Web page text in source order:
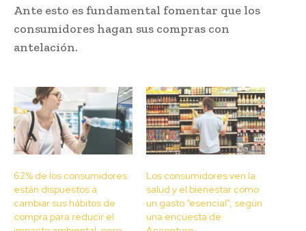
Ante esto es fundamental fomentar que los
consumidores hagan sus compras con
antelación.
62% de los consumidores
están dispuestos a
cambiar sus hábitos de
compra para reducir el
Los consumidores ven la
salud y el bienestar como
un gasto “esencial”, según
una encuesta de